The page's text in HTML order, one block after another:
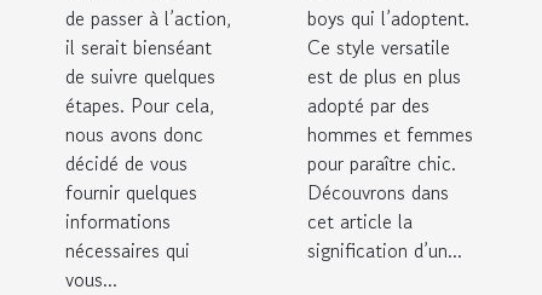
de passer à l’action,
il serait bienséant
de suivre quelques
étapes. Pour cela,
nous avons donc
décidé de vous
fournir quelques
informations
nécessaires qui
vous...
boys qui l’adoptent.
Ce style versatile
est de plus en plus
adopté par des
hommes et femmes
pour paraître chic.
Découvrons dans
cet article la
signification d’un...